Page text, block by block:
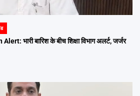
भारी बारिश के बीच शिक्षा विभाग अलर्ट, जर्जर